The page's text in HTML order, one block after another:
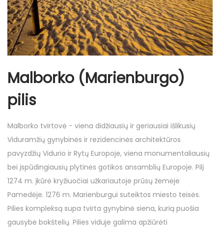
Malborko (Marienburgo)
pilis
Malborko tvirtovė − viena didžiausių ir geriausiai išlikusių
Viduramžių gynybinės ir rezidencinės architektūros
pavyzdžių Vidurio ir Rytų Europoje, viena monumentaliausių
bei įspūdingiausių plytinės gotikos ansamblių Europoje. Pilį
1274 m. įkūrė kryžiuočiai užkariautoje prūsų žemėje
Pamedėje. 1276 m. Marienburgui suteiktos miesto teisės.
Pilies kompleksą supa tvirta gynybinė siena, kurią puošia
gausybė bokštelių. Pilies viduje galima apžiūrėti